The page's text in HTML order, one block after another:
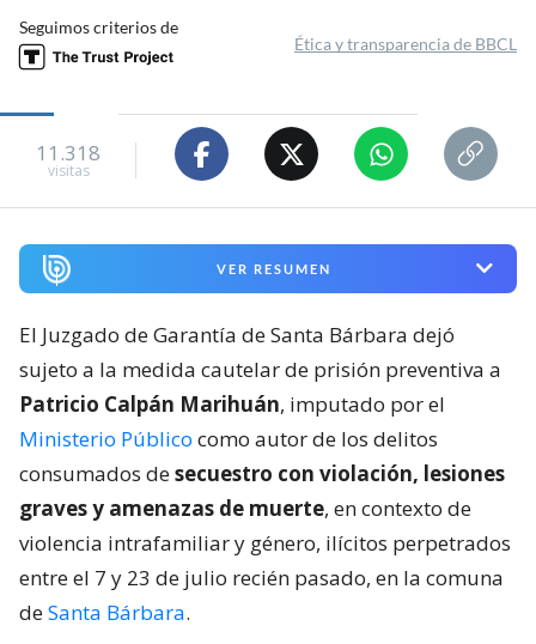
Seguimos criterios de
Ética y transparencia de BBCL
11.318
visitas
VER RESUMEN
El Juzgado de Garantía de Santa Bárbara dejó
sujeto a la medida cautelar de prisión preventiva a
Patricio Calpán Marihuán, imputado por el
Ministerio Público como autor de los delitos
consumados desecuestro con violación, lesiones
graves y amenazas de muerte, en contexto de
violencia intrafamiliar y género, ilícitos perpetrados
entre el 7 y 23 de julio recién pasado, en la comuna
deSanta Bárbara.